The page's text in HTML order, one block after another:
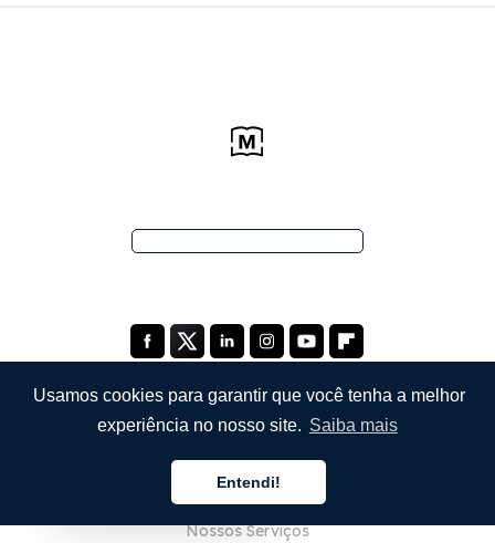
Usamos cookies para garantir que você tenha a melhor
experiência no nosso site. Saiba mais
Entendi!
Sobre Nós
Nossos Serviços
Português